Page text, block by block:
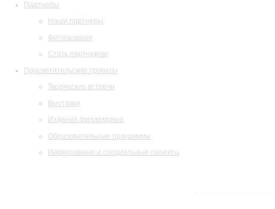
Партнеры
Наши партнеры
Фотогалерея
Стать партнером
Просветительские проекты
Творческие встречи
Выставки
Издания филармонии
Образовательные программы
Инклюзивные и специальные проекты